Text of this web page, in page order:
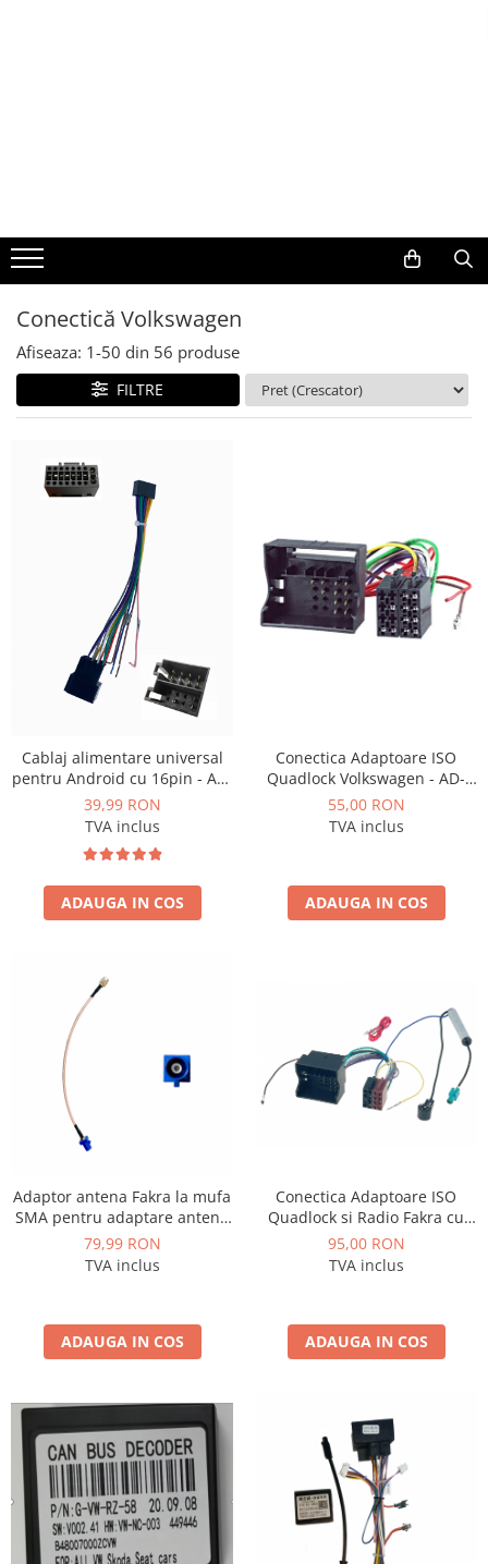
Volkswagen
Audi
Mercedes Benz
Ford
Skoda
Hyundai
Seat
Suzuki
Mitsubishi
Land Rover
Honda
Isuzu
Subaru
Smart
Fiat
Conectică Volkswagen
Afiseaza: 1-50 din 56 produse
FILTRE
Cablaj alimentare universal
pentru Android cu 16pin - AD-
BGCUNI01
39,99 RON
TVA inclus
ADAUGA IN COS
Conectica Adaptoare ISO
Quadlock Volkswagen - AD-
ISOVW
55,00 RON
TVA inclus
ADAUGA IN COS
Adaptor antena Fakra la mufa
SMA pentru adaptare antena
gps originala la sistem
aftermarket - AD-BGCGPSOEM
79,99 RON
TVA inclus
ADAUGA IN COS
Conectica Adaptoare ISO
Quadlock si Radio Fakra cu
amplificator pentru
Volkswagen - AD-ISOVWF
95,00 RON
TVA inclus
ADAUGA IN COS